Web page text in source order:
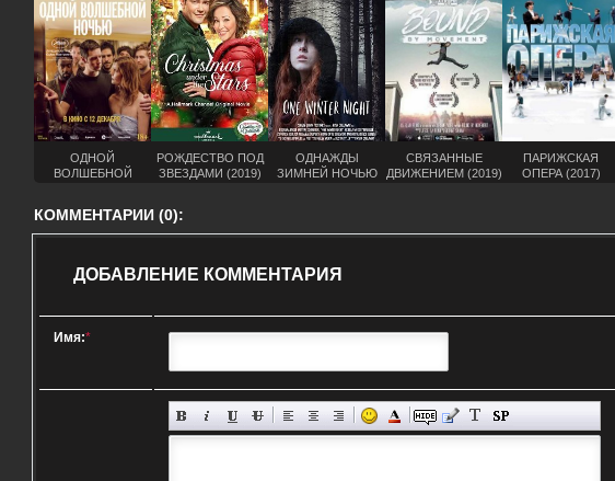
ОДНОЙ
ВОЛШЕБНОЙ
РОЖДЕСТВО ПОД
ЗВЕЗДАМИ (2019)
ОДНАЖДЫ
ЗИМНЕЙ НОЧЬЮ
СВЯЗАННЫЕ
ДВИЖЕНИЕМ (2019)
ПАРИЖСКАЯ
ОПЕРА (2017)
КОММЕНТАРИИ (0):
ДОБАВЛЕНИЕ КОММЕНТАРИЯ
Имя:*